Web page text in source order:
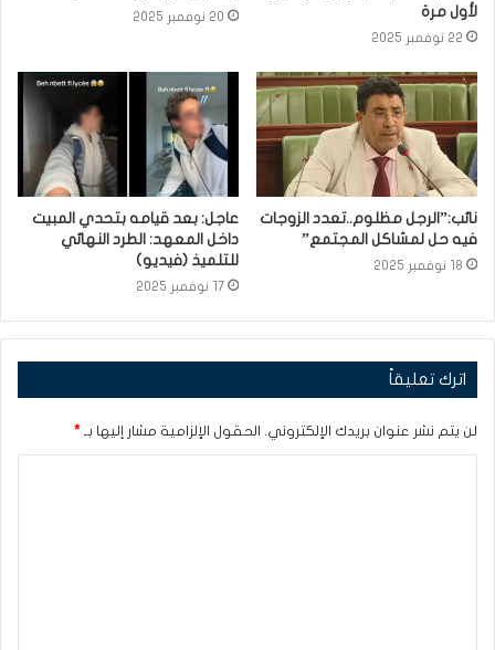
لأول مرة
22 نوفمبر 2025
20 نوفمبر 2025
نائب:”الرجل مظلوم..تعدد الزوجات
فيه حل لمشاكل المجتمع”
18 نوفمبر 2025
عاجل: بعد قيامه بتحدي المبيت
داخل المعهد: الطرد النهائي
للتلميذ (فيديو)
17 نوفمبر 2025
اترك تعليقاً
لن يتم نشر عنوان بريدك الإلكتروني. الحقول الإلزامية مشار إليها بـ *